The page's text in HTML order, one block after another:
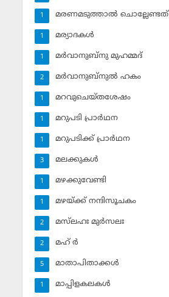
മരണമടുത്താല്‍ ചൊല്ലേണ്ടത്
1
മര്യാദകള്‍
1
മര്‍വാനുബ്‌നു മുഹമ്മദ്
1
മര്‍വാനുബ്‌നുല്‍ ഹകം
2
മറവുചെയ്തശേഷം
1
മറുപടി പ്രാര്‍ഥന
1
മറുപടിക്ക് പ്രാര്‍ഥന
1
മലക്കുകള്‍
3
മഴക്കുവേണ്ടി
1
മഴയ്ക്ക് നന്ദിസൂചകം
1
മസ്‌ലഹഃ മുര്‍സലഃ
2
മഹ് ര്‍
2
മാതാപിതാക്കള്‍
5
മാപ്പിളകലകള്‍
1